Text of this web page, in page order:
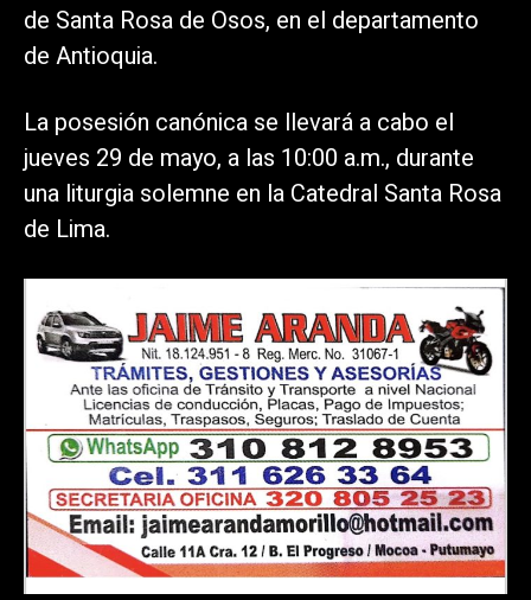
de Santa Rosa de Osos, en el departamento
de Antioquia.
La posesión canónica se llevará a cabo el
jueves 29 de mayo, a las 10:00 a.m., durante
una liturgia solemne en la Catedral Santa Rosa
de Lima.